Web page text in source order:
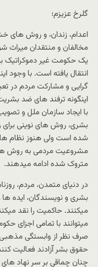
گلرخ عزیزم؛
اعدام، زندان، و روش
مخالفان و منتقدان
یک حکومت غیر دموکراتیک
انتقال یافته است. با وجود
گرایی و مشارکت مردم در
اینگونه ترفند های ضد
با ایجاد سازمان ملل و
بشری، روش های نوینی برای
شده است ولی هنوز نظام
مشروعیت مردمی به روش
متروک شده ادامه میدهند.
در دنیای متمدن، مردم،
بشری و نویسندگان، ایده
میکنند. حاکمیت را نقد
میتوانند با تمامی اجزای
صرف نظر از وابستگی
حقوق بشر آزادند فعالیت
چنان چماقی بر سر نهاد